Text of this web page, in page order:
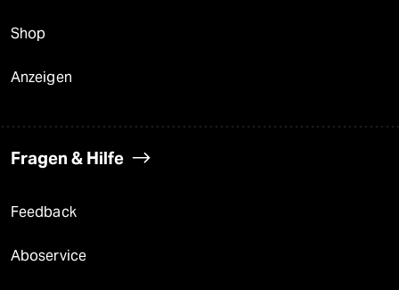
Shop
Anzeigen
Fragen & Hilfe
Feedback
Aboservice